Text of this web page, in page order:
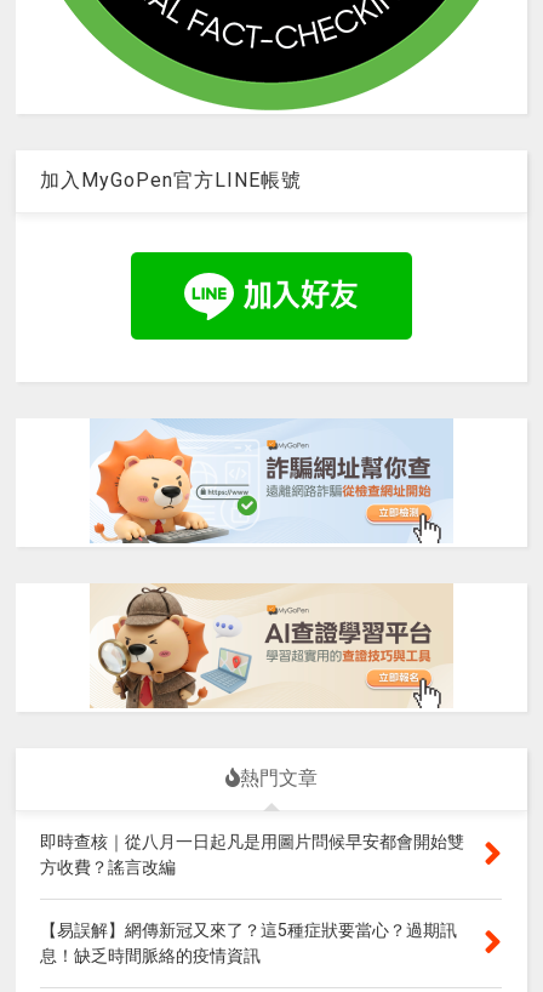
加入MyGoPen官方LINE帳號
熱門文章
即時查核｜從八月一日起凡是用圖片問候早安都會開始雙
方收費？謠言改編
【易誤解】網傳新冠又來了？這5種症狀要當心？過期訊
息！缺乏時間脈絡的疫情資訊